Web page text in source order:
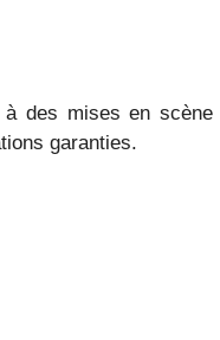
des mises en
garanties.